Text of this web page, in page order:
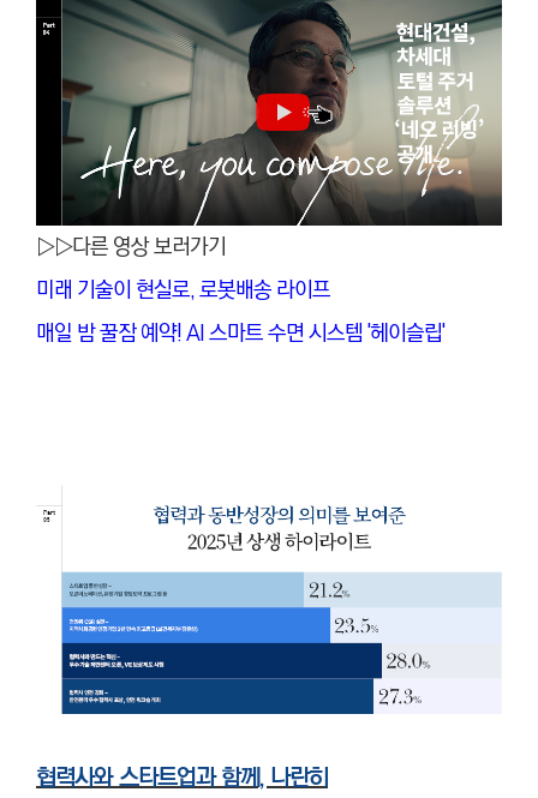
▷▷다른 영상 보러가기
미래 기술이 현실로, 로봇배송 라이프
매일 밤 꿀잠 예약! AI 스마트 수면 시스템 '헤이슬립'
협력사와 스타트업과 함께, 나란히